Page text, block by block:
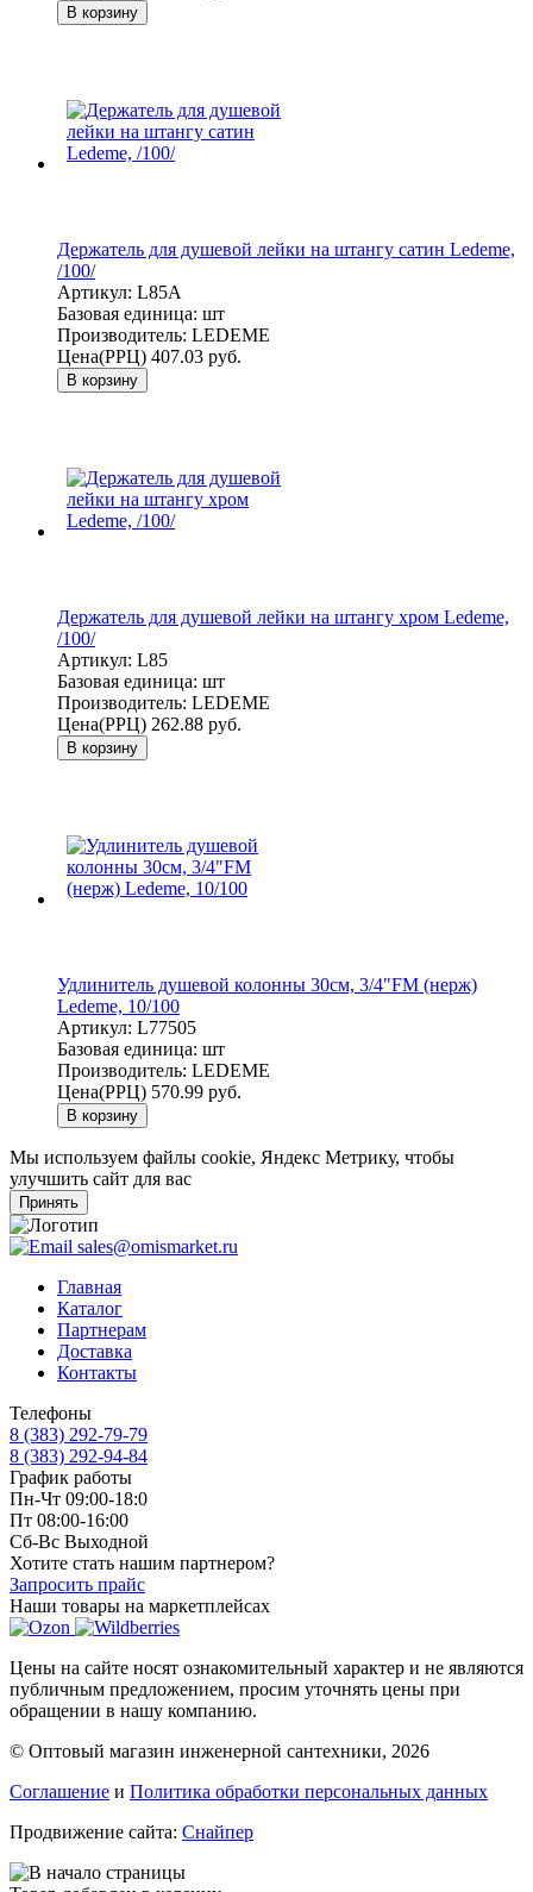
В корзину
Держатель для душевой лейки на штангу сатин Ledeme,
/100/
Артикул: L85A
Базовая единица: шт
Производитель: LEDEME
Цена(РРЦ) 407.03 руб.
В корзину
Держатель для душевой лейки на штангу хром Ledeme,
/100/
Артикул: L85
Базовая единица: шт
Производитель: LEDEME
Цена(РРЦ) 262.88 руб.
В корзину
Удлинитель душевой колонны 30см, 3/4"FM (нерж)
Ledeme, 10/100
Артикул: L77505
Базовая единица: шт
Производитель: LEDEME
Цена(РРЦ) 570.99 руб.
В корзину
Мы используем файлы cookie, Яндекс Метрику, чтобы
улучшить сайт для вас
Принять
sales@omismarket.ru
Главная
Каталог
Партнерам
Доставка
Контакты
Телефоны
8 (383) 292-79-79
8 (383) 292-94-84
График работы
Пн-Чт 09:00-18:0
Пт 08:00-16:00
Сб-Вс Выходной
Хотите стать нашим партнером?
Запросить прайс
Наши товары на маркетплейсах
Цены на сайте носят ознакомительный характер и не являются
публичным предложением, просим уточнять цены при
обращении в нашу компанию.
© Оптовый магазин инженерной сантехники, 2026
Соглашение и Политика обработки персональных данных
Продвижение сайта: Снайпер